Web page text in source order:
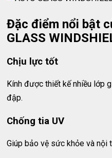
Đặc điểm nổi bật
GLASS
Chịu lực tốt
Kính được thiết kế nhiều lớp
đập.
Chống tia UV
Giúp bảo vệ sức khỏe và nội